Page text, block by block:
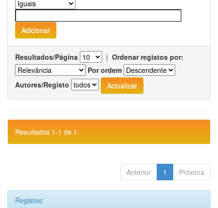
Resultados/Página | Ordenar registos por:
Por ordem
Autores/Registo
Resultados 1-1 de 1.
Anterior 1 Próxima
Registos: